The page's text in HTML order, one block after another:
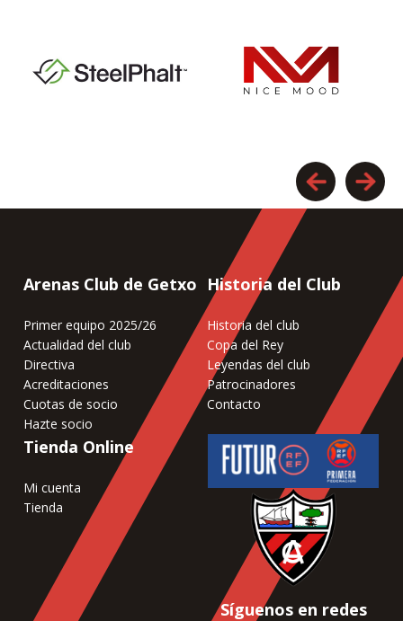
Arenas Club de Getxo
Primer equipo 2025/26
Actualidad del club
Directiva
Acreditaciones
Cuotas de socio
Hazte socio
Historia del Club
Historia del club
Copa del Rey
Leyendas del club
Patrocinadores
Contacto
Tienda Online
Mi cuenta
Tienda
Síguenos en redes